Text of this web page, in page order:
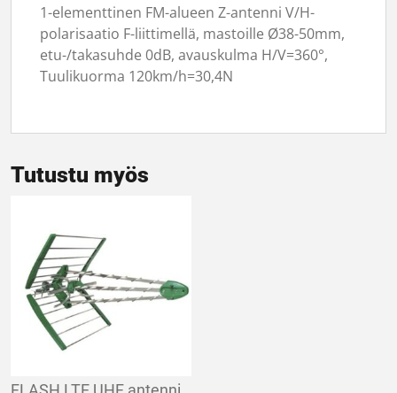
1-elementtinen FM-alueen Z-antenni V/H-
polarisaatio F-liittimellä, mastoille Ø38-50mm,
etu-/takasuhde 0dB, avauskulma H/V=360°,
Tuulikuorma 120km/h=30,4N
Tutustu myös